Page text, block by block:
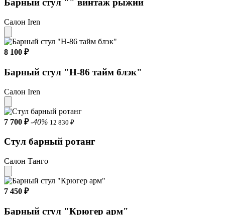
Барный стул "" винтаж рыжий
Салон Iren
8 100 ₽
Барный стул "Н-86 тайм блэк"
Салон Iren
7 700 ₽ -40% 12 830 ₽
Стул барный ротанг
Салон Танго
7 450 ₽
Барный стул "Крюгер арм"